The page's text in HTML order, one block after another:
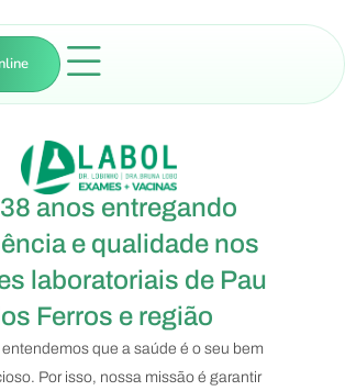
anos entregando
e qualidade nos
laboratoriais de Pau
Ferros e região
entendemos que a saúde é o seu bem
Por isso, nossa missão é garantir